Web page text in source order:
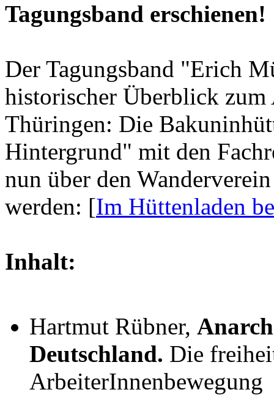
Tagungsband erschienen!
Der Tagungsband "Erich
historischer Überblick
Thüringen: Die
Hintergrund" mit den
nun über den
werden: [Im Hüttenladen
Inhalt:
Hartmut Rübner,
Deutschland. Die
ArbeiterInnenbewegung